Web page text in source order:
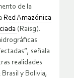
de la
Red Amazónica
(Raisg).
señala
realidades
y Bolivia,